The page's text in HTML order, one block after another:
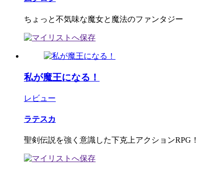
ちょっと不気味な魔女と魔法のファンタジー
私が魔王になる！
レビュー
ラテスカ
聖剣伝説を強く意識した下克上アクションRPG！